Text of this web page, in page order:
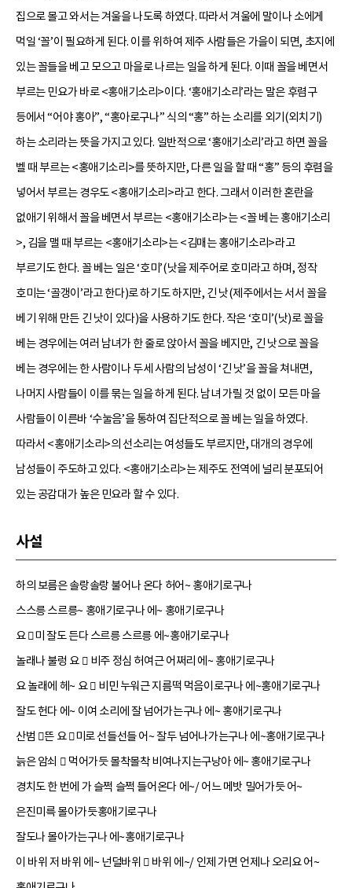
집으로 몰고 와서는 겨울을 나도록 하였다. 따라서 겨울에 말이나 소에게
먹일 ‘꼴’이 필요하게 된다. 이를 위하여 제주 사람들은 가을이 되면, 초지에
있는 꼴들을 베고 모으고 마을로 나르는 일을 하게 된다. 이때 꼴을 베면서
부르는 민요가 바로 <홍애기소리>이다. ‘홍애기소리’라는 말은 후렴구
등에서 “어야 홍아”, “홍아로구나” 식의 “홍” 하는 소리를 외기(외치기)
하는 소리라는 뜻을 가지고 있다. 일반적으로 ‘홍애기소리’라고 하면 꼴을
벨 때 부르는 <홍애기소리>를 뜻하지만, 다른 일을 할 때 “홍” 등의 후렴을
넣어서 부르는 경우도 <홍애기소리>라고 한다. 그래서 이러한 혼란을
없애기 위해서 꼴을 베면서 부르는 <홍애기소리>는 <꼴 베는 홍애기소리
>, 김을 맬 때 부르는 <홍애기소리>는 <김매는 홍애기소리>라고
부르기도 한다. 꼴 베는 일은 ‘호미’(낫을 제주어로 호미라고 하며, 정작
호미는 ‘골갱이’라고 한다)로 하기도 하지만, 긴 낫(제주에서는 서서 꼴을
베기 위해 만든 긴 낫이 있다)을 사용하기도 한다. 작은 ‘호미’(낫)로 꼴을
베는 경우에는 여러 남녀가 한 줄로 앉아서 꼴을 베지만, 긴 낫으로 꼴을
베는 경우에는 한 사람이나 두세 사람의 남성이 ‘긴 낫’을 꼴을 쳐내면,
나머지 사람들이 이를 묶는 일을 하게 된다. 남녀 가릴 것 없이 모든 마을
사람들이 이른바 ‘수눌음’을 통하여 집단적으로 꼴 베는 일을 하였다.
따라서 <홍애기소리>의 선소리는 여성들도 부르지만, 대개의 경우에
남성들이 주도하고 있다. <홍애기소리>는 제주도 전역에 널리 분포되어
있는 공감대가 높은 민요라 할 수 있다.
사설
하의 보름은 솔랑솔랑 불어나 온다 허어~ 홍애기로구나
스스릉 스르릉~ 홍애기로구나 에~ 홍애기로구나
요 미 잘도 든다 스르릉 스르릉 에~홍애기로구나
놀래나 불렁 요  비주 정심 허여근 어쩌리 에~ 홍애기로구나
요 놀래에 헤~ 요  비민 누워근 지름떡 먹음이로구나 에~홍애기로구나
잘도 헌다 에~ 이여 소리에 잘 넘어가는구나 에~ 홍애기로구나
산범 뜬 요 미로 선들선들 어~ 잘두 넘어나가는구나 에~홍애기로구나
늙은 암쇠  먹어가듯 몰착몰착 비여나지는구낭아 에~ 홍애기로구나
경치도 한 번에 가 슬쩍 슬쩍 들어온다 에~/ 어느 메밧 밀어가듯 어~
은진미륵 몰아가듯홍애기로구나
잘도나 몰아가는구나 에~홍애기로구나
이 바위 저 바위 에~ 넌덜바위  바위 에~/ 인제 가면 언제나 오리요 어~